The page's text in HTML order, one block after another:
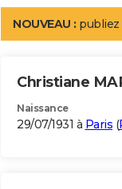
NOUVEAU : publiez
Christiane
Naissance
29/07/1931 à Paris (